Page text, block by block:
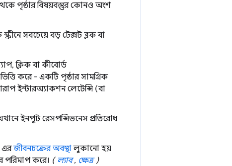
পৃষ্ঠার বিষয়বস্তুর কোনও অংশ
সবচেয়ে বড় টেক্সট ব্লক বা
ক্লিক বা কীবোর্ড
করে - একটি পৃষ্ঠার সামগ্রিক
ইন্টারঅ্যাকশন লেটেন্সি (বা
ইনপুট রেসপন্সিভনেস প্রতিরোধ
এরজীবনচক্রের অবস্থালুকানো হয়
পরিমাপ করে। ( ল্যাব, ক্ষেত্র)